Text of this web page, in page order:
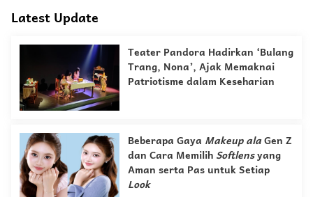
Latest Update
Teater Pandora Hadirkan ‘Bulang
Trang, Nona’, Ajak Memaknai
Patriotisme dalam Keseharian
Beberapa Gaya Makeup alaGen Z
dan Cara Memilih Softlensyang
Aman serta Pas untuk Setiap
Look